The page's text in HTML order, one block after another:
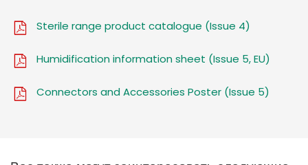
Sterile range product catalogue (Issue 4)
Humidification information sheet (Issue 5, EU)
Connectors and Accessories Poster (Issue 5)